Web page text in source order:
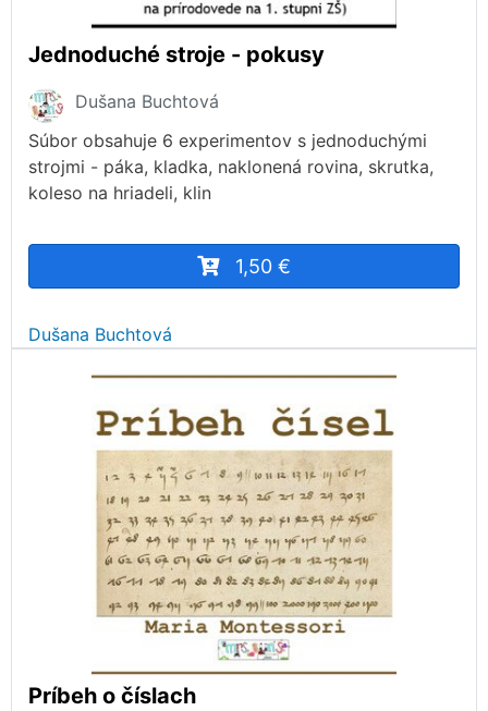
Jednoduché stroje - pokusy
Dušana Buchtová
Súbor obsahuje 6 experimentov s jednoduchými
strojmi - páka, kladka, naklonená rovina, skrutka,
koleso na hriadeli, klin
1,50 €
Dušana Buchtová
Príbeh o číslach